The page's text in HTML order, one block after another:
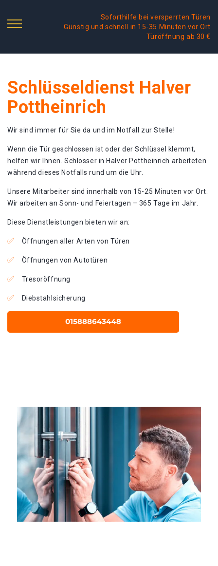
Soforthilfe bei versperrten Türen
Günstig und schnell in 15-35 Minuten vor Ort
Türöffnung ab 30 €
Schlüsseldienst Halver
Pottheinrich
Wir sind immer für Sie da und im Notfall zur Stelle!
Wenn die Tür geschlossen ist oder der Schlüssel klemmt,
helfen wir Ihnen. Schlosser in Halver Pottheinrich arbeiteten
während dieses Notfalls rund um die Uhr.
Unsere Mitarbeiter sind innerhalb von 15-25 Minuten vor Ort.
Wir arbeiten an Sonn- und Feiertagen – 365 Tage im Jahr.
Diese Dienstleistungen bieten wir an:
Öffnungen aller Arten von Türen
Öffnungen von Autotüren
Tresoröffnung
Diebstahlsicherung